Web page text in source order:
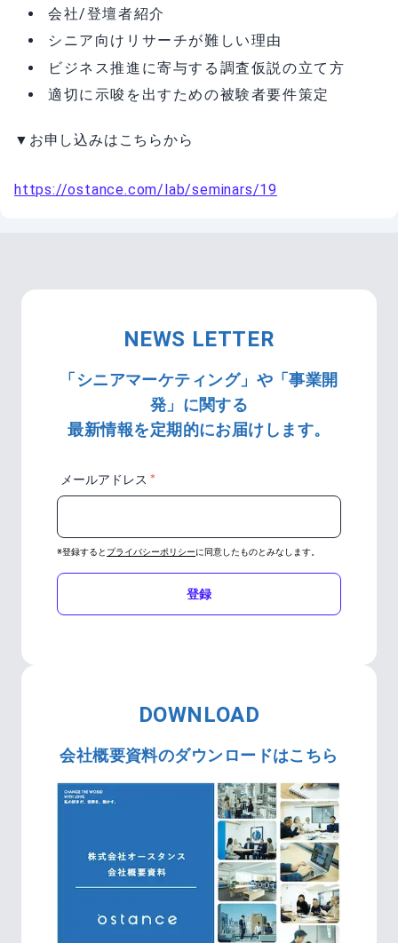
会社/登壇者紹介
シニア向けリサーチが難しい理由
ビジネス推進に寄与する調査仮説の立て方
適切に示唆を出すための被験者要件策定
▼お申し込みはこちらから
https://ostance.com/lab/seminars/19
NEWS LETTER
「シニアマーケティング」や「事業開
発」に関する
最新情報を定期的にお届けします。
メールアドレス ＊
※登録すると プライバシーポリシーに同意したものとみなします。
登録
DOWNLOAD
会社概要資料のダウンロードはこちら